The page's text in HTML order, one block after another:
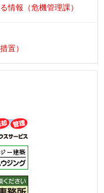
情報（危機管理課）
置）